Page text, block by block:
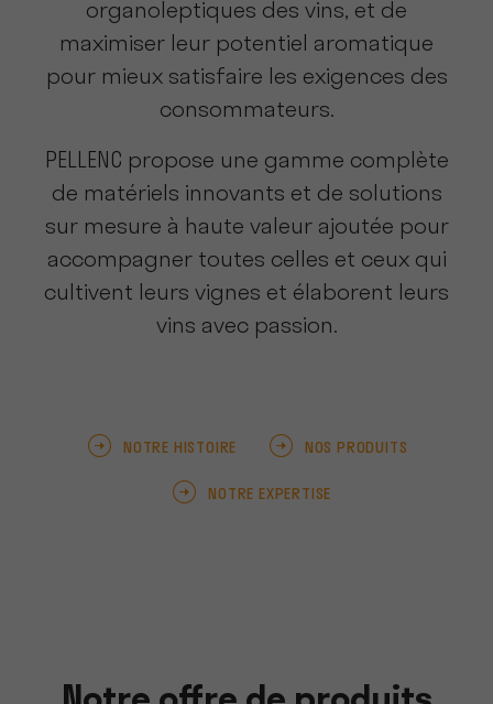
organoleptiques des vins, et de
maximiser leur potentiel aromatique
pour mieux satisfaire les exigences des
consommateurs.
PELLENC propose une gamme complète
de matériels innovants et de solutions
sur mesure à haute valeur ajoutée pour
accompagner toutes celles et ceux qui
cultivent leurs vignes et élaborent leurs
vins avec passion.
NOTRE HISTOIRE NOS PRODUITS
NOTRE EXPERTISE